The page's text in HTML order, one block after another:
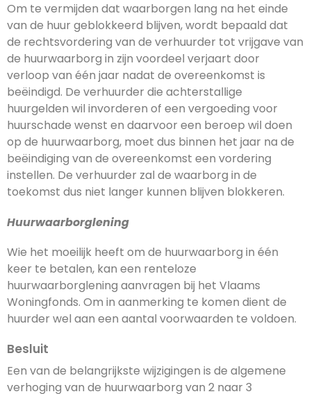
Om te vermijden dat waarborgen lang na het einde
van de huur geblokkeerd blijven, wordt bepaald dat
de rechtsvordering van de verhuurder tot vrijgave van
de huurwaarborg in zijn voordeel verjaart door
verloop van één jaar nadat de overeenkomst is
beëindigd. De verhuurder die achterstallige
huurgelden wil invorderen of een vergoeding voor
huurschade wenst en daarvoor een beroep wil doen
op de huurwaarborg, moet dus binnen het jaar na de
beëindiging van de overeenkomst een vordering
instellen. De verhuurder zal de waarborg in de
toekomst dus niet langer kunnen blijven blokkeren.
Huurwaarborglening
Wie het moeilijk heeft om de huurwaarborg in één
keer te betalen, kan een renteloze
huurwaarborglening aanvragen bij het Vlaams
Woningfonds. Om in aanmerking te komen dient de
huurder wel aan een aantal voorwaarden te voldoen.
Besluit
Een van de belangrijkste wijzigingen is de algemene
verhoging van de huurwaarborg van 2 naar 3